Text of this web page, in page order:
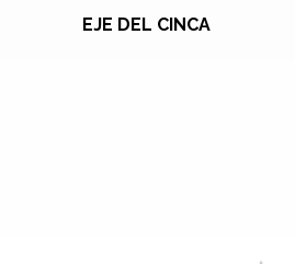
EJE DEL CINCA